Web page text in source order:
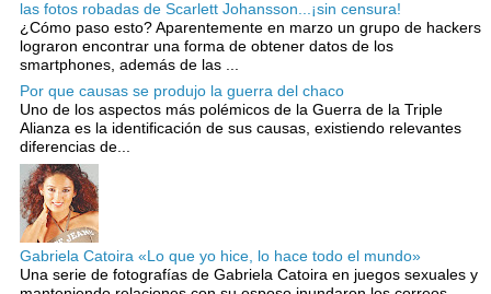
las fotos robadas de Scarlett Johansson...¡sin censura!
¿Cómo paso esto? Aparentemente en marzo un grupo de hackers
lograron encontrar una forma de obtener datos de los
smartphones, además de las ...
Por que causas se produjo la guerra del chaco
Uno de los aspectos más polémicos de la Guerra de la Triple
Alianza es la identificación de sus causas, existiendo relevantes
diferencias de...
Gabriela Catoira «Lo que yo hice, lo hace todo el mundo»
Una serie de fotografías de Gabriela Catoira en juegos sexuales y